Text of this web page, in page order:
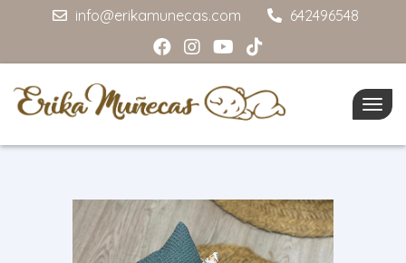
info@erikamunecas.com 642496548